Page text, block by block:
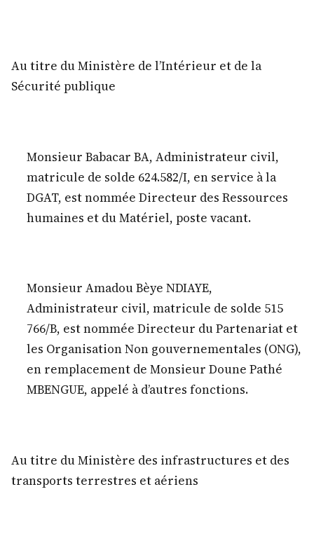
Au titre du Ministère de l’Intérieur et de la
Sécurité publique
Monsieur Babacar BA, Administrateur civil,
matricule de solde 624.582/I, en service à la
DGAT, est nommée Directeur des Ressources
humaines et du Matériel, poste vacant.
Monsieur Amadou Bèye NDIAYE,
Administrateur civil, matricule de solde 515
766/B, est nommée Directeur du Partenariat et
les Organisation Non gouvernementales (ONG),
en remplacement de Monsieur Doune Pathé
MBENGUE, appelé à d’autres fonctions.
Au titre du Ministère des infrastructures et des
transports terrestres et aériens